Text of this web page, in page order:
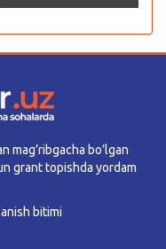
mag’ribgacha bo’lgan
grant topishda yordam
bitimi